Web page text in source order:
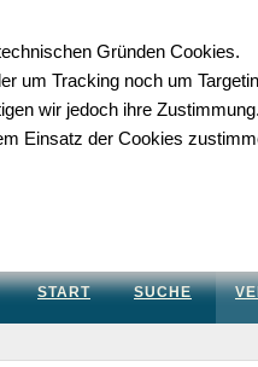
START SUCHE
Gründen Cookies.
um Tracking noch um
wir jedoch ihre Zustimmung.
Einsatz der Cookies